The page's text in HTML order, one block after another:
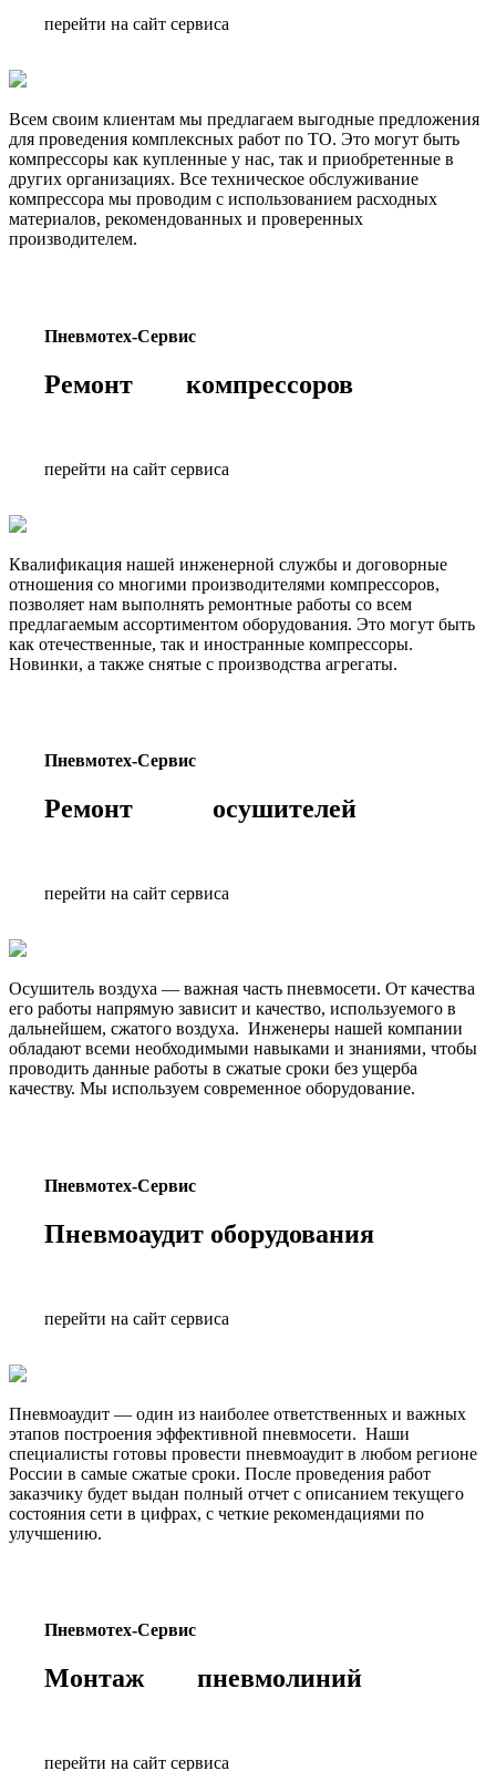
перейти на сайт сервиса
Всем своим клиентам мы предлагаем выгодные предложения
для проведения комплексных работ по ТО. Это могут быть
компрессоры как купленные у нас, так и приобретенные в
других организациях. Все техническое обслуживание
компрессора мы проводим с использованием расходных
материалов, рекомендованных и проверенных
производителем.
Пневмотех-Сервис
Ремонт компрессоров
перейти на сайт сервиса
Квалификация нашей инженерной службы и договорные
отношения со многими производителями компрессоров,
позволяет нам выполнять ремонтные работы со всем
предлагаемым ассортиментом оборудования. Это могут быть
как отечественные, так и иностранные компрессоры.
Новинки, а также снятые с производства агрегаты.
Пневмотех-Сервис
Ремонт осушителей
перейти на сайт сервиса
Осушитель воздуха — важная часть пневмосети. От качества
его работы напрямую зависит и качество, используемого в
дальнейшем, сжатого воздуха. Инженеры нашей компании
обладают всеми необходимыми навыками и знаниями, чтобы
проводить данные работы в сжатые сроки без ущерба
качеству. Мы используем современное оборудование.
Пневмотех-Сервис
Пневмоаудит оборудования
перейти на сайт сервиса
Пневмоаудит — один из наиболее ответственных и важных
этапов построения эффективной пневмосети. Наши
специалисты готовы провести пневмоаудит в любом регионе
России в самые сжатые сроки. После проведения работ
заказчику будет выдан полный отчет с описанием текущего
состояния сети в цифрах, с четкие рекомендациями по
улучшению.
Пневмотех-Сервис
Монтаж пневмолиний
перейти на сайт сервиса